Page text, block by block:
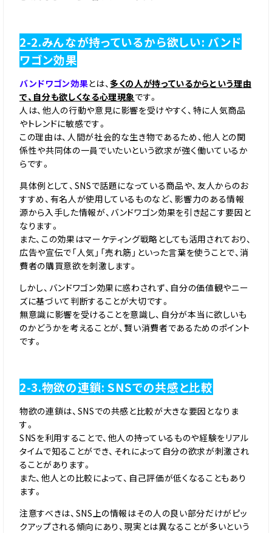
2-2.みんなが持っているから欲しい: バンド
ワゴン効果
バンドワゴン効果とは、多くの人が持っているからという理由
で、自分も欲しくなる心理現象です。
人は、他人の行動や意見に影響を受けやすく、特に人気商品
やトレンドに敏感です。
この理由は、人間が社会的な生き物であるため、他人との関
係性や共同体の一員でいたいという欲求が強く働いているか
らです。
具体例として、SNSで話題になっている商品や、友人からのお
すすめ、有名人が使用しているものなど、影響力のある情報
源から入手した情報が、バンドワゴン効果を引き起こす要因と
なります。
また、この効果はマーケティング戦略としても活用されており、
広告や宣伝で「人気」「売れ筋」といった言葉を使うことで、消
費者の購買意欲を刺激します。
しかし、バンドワゴン効果に惑わされず、自分の価値観やニー
ズに基づいて判断することが大切です。
無意識に影響を受けることを意識し、自分が本当に欲しいも
のかどうかを考えることが、賢い消費者であるためのポイント
です。
2-3.物欲の連鎖: SNSでの共感と比較
物欲の連鎖は、SNSでの共感と比較が大きな要因となりま
す。
SNSを利用することで、他人の持っているものや経験をリアル
タイムで知ることができ、それによって自分の欲求が刺激され
ることがあります。
また、他人との比較によって、自己評価が低くなることもあり
ます。
注意すべきは、SNS上の情報はその人の良い部分だけがピッ
クアップされる傾向にあり、現実とは異なることが多いという